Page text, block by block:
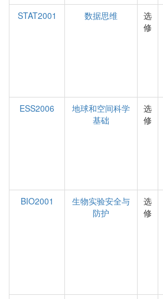
STAT2001
数据思维
选
修
ESS2006
地球和空间科学
基础
选
修
BIO2001
生物实验安全与
防护
选
修